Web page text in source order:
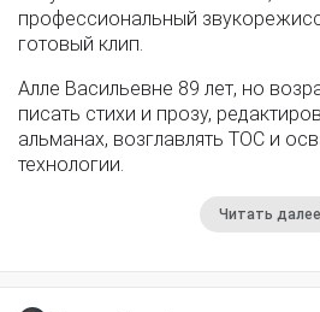
профессиональный
готовый клип.
Алле Васильевне 89 лет, но
писать стихи и прозу,
альманах, возглавлять ТОС и
технологии.
Читать далее